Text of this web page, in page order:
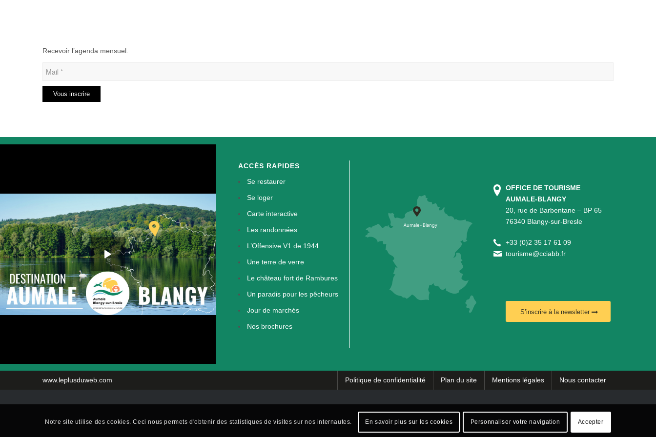
Recevoir l’agenda mensuel.
ACCÈS RAPIDES
Se restaurer
Se loger
Carte interactive
Les randonnées
L’Offensive V1 de 1944
Une terre de verre
Le château fort de Rambures
Un paradis pour les pêcheurs
Jour de marchés
Nos brochures
OFFICE DE TOURISME
AUMALE-BLANGY
20, rue de Barbentane – BP 65
76340 Blangy-sur-Bresle
+33 (0)2 35 17 61 09
tourisme@cciabb.fr
S’inscrire à la newsletter
www.leplusduweb.com Politique de confidentialité Plan du site Mentions légales Nous contacter
Notre site utilise des cookies. Ceci nous permets d'obtenir des statistiques de visites sur nos internautes. En savoir plus sur les cookies Personnaliser votre navigation Accepter